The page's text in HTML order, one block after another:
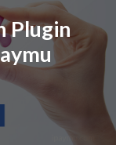
Plugin